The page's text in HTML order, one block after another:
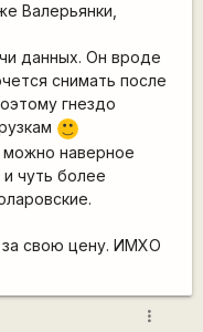
Валерьянки,
данных. Он вроде
снимать после
гнездо
:)
можно наверное
чуть более
за свою цену. ИМХО
more_vert